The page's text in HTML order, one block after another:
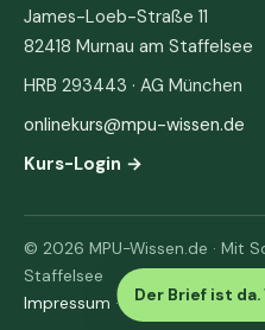
Der Brief ist
James-Loeb-Straße 11
82418 Murnau am Staffelsee
HRB 293443 · AG München
onlinekurs@mpu-wissen.de
Kurs-Login →
© 2026 MPU-Wissen.de · Mit
Staffelsee
Impressum · Datenschutz &